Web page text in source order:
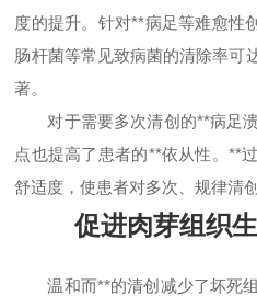
度的提升。针对**病足等难愈性
肠杆菌等常见致病菌的清除率可
著。
对于需要多次清创的**病足
点也提高了患者的**依从性。**
舒适度，使患者对多次、规律清
促进肉芽组织
温和而**的清创减少了坏死